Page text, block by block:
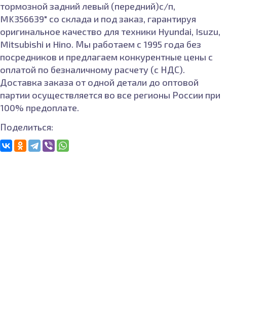
тормозной задний левый (передний)с/п,
MK356639" со склада и под заказ, гарантируя
оригинальное качество для техники Hyundai, Isuzu,
Mitsubishi и Hino. Мы работаем с 1995 года без
посредников и предлагаем конкурентные цены с
оплатой по безналичному расчету (с НДС).
Доставка заказа от одной детали до оптовой
партии осуществляется во все регионы России при
100% предоплате.
Поделиться: